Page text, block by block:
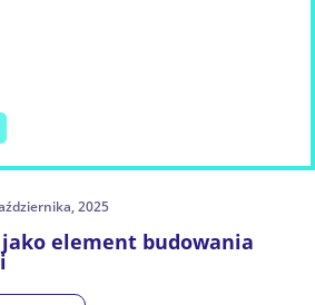
2025
element budowania